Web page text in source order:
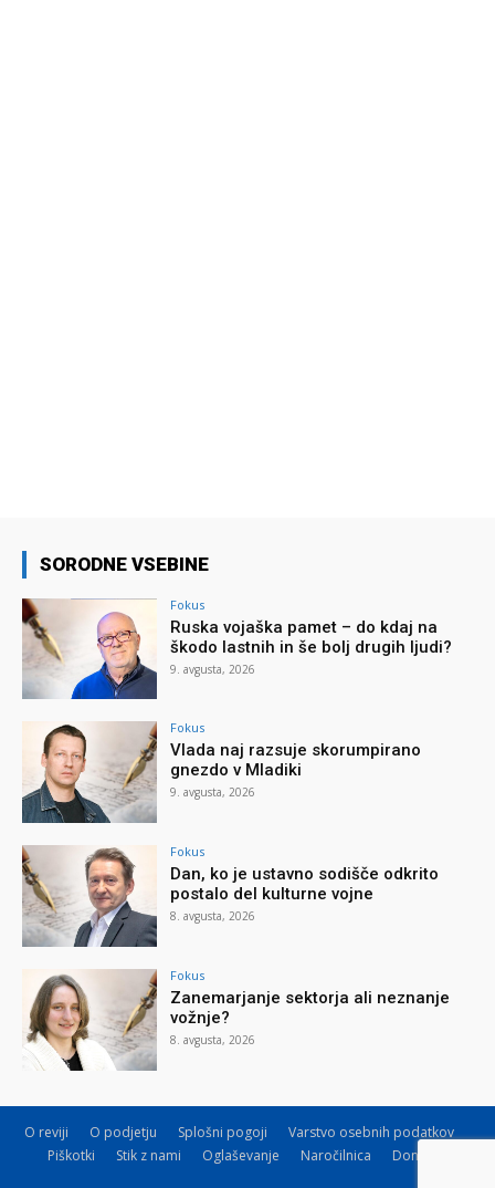
SORODNE VSEBINE
Fokus
Ruska vojaška pamet – do kdaj na
škodo lastnih in še bolj drugih ljudi?
9. avgusta, 2026
Fokus
Vlada naj razsuje skorumpirano
gnezdo v Mladiki
9. avgusta, 2026
Fokus
Dan, ko je ustavno sodišče odkrito
postalo del kulturne vojne
8. avgusta, 2026
Fokus
Zanemarjanje sektorja ali neznanje
vožnje?
8. avgusta, 2026
O reviji O podjetju Splošni pogoji
Varstvo osebnih podatkov
Piškotki
Stik z nami Oglaševanje Naročilnica Donacije